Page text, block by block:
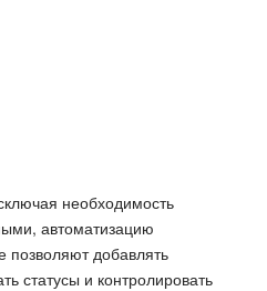
необходимость
автоматизацию
позволяют добавлять
статусы и контролировать